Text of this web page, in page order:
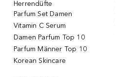
Herrendüfte
Parfum Set Damen
Vitamin C Serum
Damen Parfum Top 10
Parfum Männer Top 10
Korean Skincare